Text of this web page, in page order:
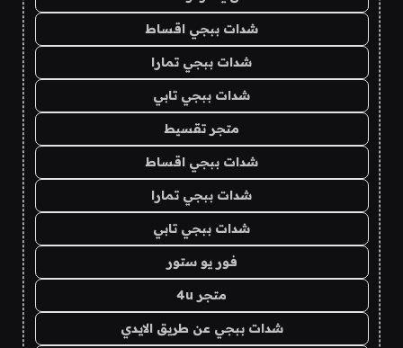
شدات ببجي اقساط
شدات ببجي تمارا
شدات ببجي تابي
متجر تقسيط
شدات ببجي اقساط
شدات ببجي تمارا
شدات ببجي تابي
فور يو ستور
متجر 4u
شدات ببجي عن طريق الايدي